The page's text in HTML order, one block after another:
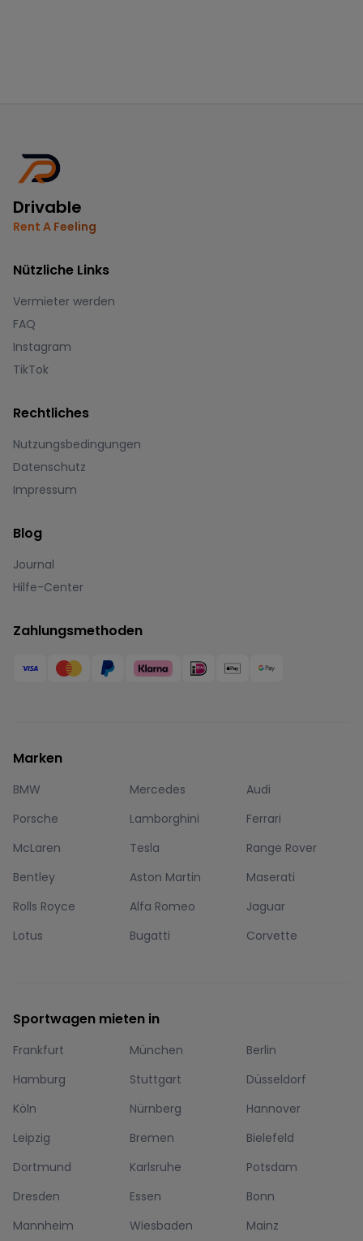
Drivable
Rent A Feeling
Nützliche Links
Vermieter werden
FAQ
Instagram
TikTok
Rechtliches
Nutzungsbedingungen
Datenschutz
Impressum
Blog
Journal
Hilfe-Center
Zahlungsmethoden
Marken
BMW Mercedes
Audi
Porsche
Lamborghini
Ferrari
McLaren
Tesla
Range Rover
Bentley
Aston Martin
Maserati
Rolls Royce
Alfa Romeo
Jaguar
Lotus
Bugatti Corvette
Sportwagen mieten in
Frankfurt München
Berlin
Hamburg
Stuttgart
Düsseldorf
Köln
Nürnberg
Hannover
Leipzig
Bremen
Bielefeld
Dortmund
Karlsruhe
Potsdam
Dresden
Essen
Bonn
Mannheim
Wiesbaden Mainz